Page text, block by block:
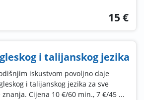
15 €
i talijanskog jezika
iskustvom povoljno daje
i talijanskog jezika za sve
Cijena 10 €/60 min., 7 €/45 ...